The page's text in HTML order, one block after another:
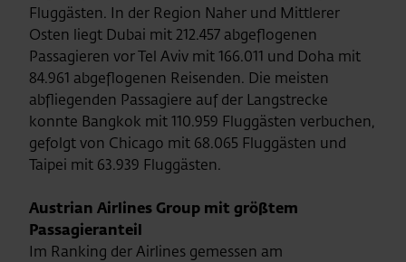
Fluggästen. In der Region Naher und Mittlerer
Osten liegt Dubai mit 212.457 abgeflogenen
Passagieren vor Tel Aviv mit 166.011 und Doha mit
84.961 abgeflogenen Reisenden. Die meisten
abfliegenden Passagiere auf der Langstrecke
konnte Bangkok mit 110.959 Fluggästen verbuchen,
gefolgt von Chicago mit 68.065 Fluggästen und
Taipei mit 63.939 Fluggästen.
Austrian Airlines Group mit größtem
Passagieranteil
Im Ranking der Airlines gemessen am